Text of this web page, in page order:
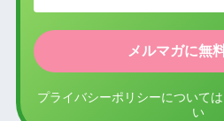
プライバシーポリシーについては
い